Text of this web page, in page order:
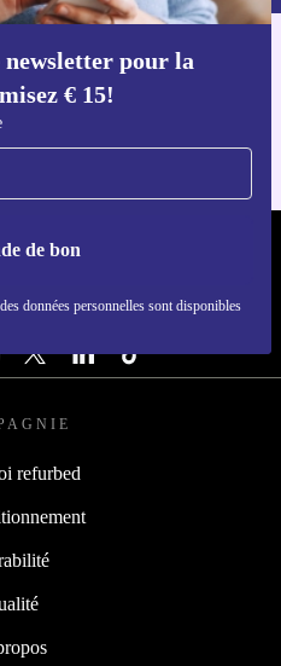
pour la
€ 15!
de bon
données personnelles sont disponibles
l'application refurbed
- RETHINK NEW.
NOUS
refurbed